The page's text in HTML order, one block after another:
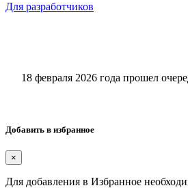
Для разработчиков
18 февраля 2026 года прошел
Добавить в избранное
×
Для добавления в Избранное